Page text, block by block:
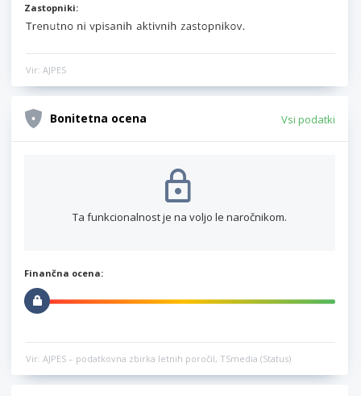
Zastopniki:
Vir: AJPES
Bonitetna ocena Vsi podatki
Ta funkcionalnost je na voljo le naročnikom.
Finančna ocena:
Vir: AJPES – podatkovna zbirka letnih poročil, TSmedia (Status)